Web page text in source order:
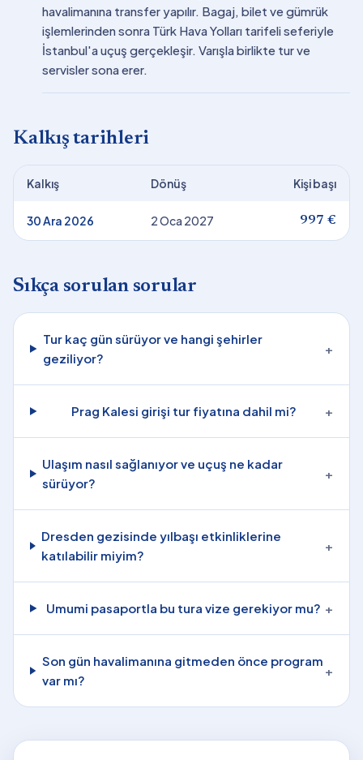
havalimanına transfer yapılır. Bagaj, bilet ve gümrük
işlemlerinden sonra Türk Hava Yolları tarifeli seferiyle
İstanbul'a uçuş gerçekleşir. Varışla birlikte tur ve
servisler sona erer.
Kalkış tarihleri
Kalkış Dönüş Kişi başı
30 Ara 2026 2 Oca 2027 997 €
Sıkça sorulan sorular
Tur kaç gün sürüyor ve hangi şehirler
geziliyor?
+
Prag Kalesi girişi tur fiyatına dahil mi? +
Ulaşım nasıl sağlanıyor ve uçuş ne kadar
sürüyor?
+
Dresden gezisinde yılbaşı etkinliklerine
katılabilir miyim?
+
Umumi pasaportla bu tura vize gerekiyor mu? +
Son gün havalimanına gitmeden önce program
var mı?
+